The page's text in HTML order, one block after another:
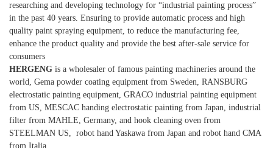
researching and developing technology for “industrial painting process”
in the past 40 years. Ensuring to provide automatic process and high
quality paint spraying equipment, to reduce the manufacturing fee,
enhance the product quality and provide the best after-sale service for
consumers
HERGENG is a wholesaler of famous painting machineries around the
world, Gema powder coating equipment from Sweden, RANSBURG
electrostatic painting equipment, GRACO industrial painting equipment
from US, MESCAC handing electrostatic painting from Japan, industrial
filter from MAHLE, Germany, and hook cleaning oven from
STEELMAN US, robot hand Yaskawa from Japan and robot hand CMA
from Italia